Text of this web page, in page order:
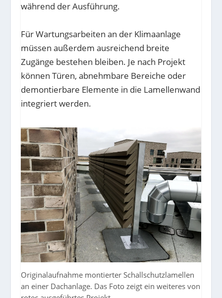
während der Ausführung.
Für Wartungsarbeiten an der Klimaanlage
müssen außerdem ausreichend breite
Zugänge bestehen bleiben. Je nach Projekt
können Türen, abnehmbare Bereiche oder
demontierbare Elemente in die Lamellenwand
integriert werden.
Originalaufnahme montierter Schallschutzlamellen
an einer Dachanlage. Das Foto zeigt ein weiteres von